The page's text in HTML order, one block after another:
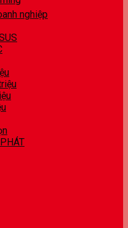
nghiệp